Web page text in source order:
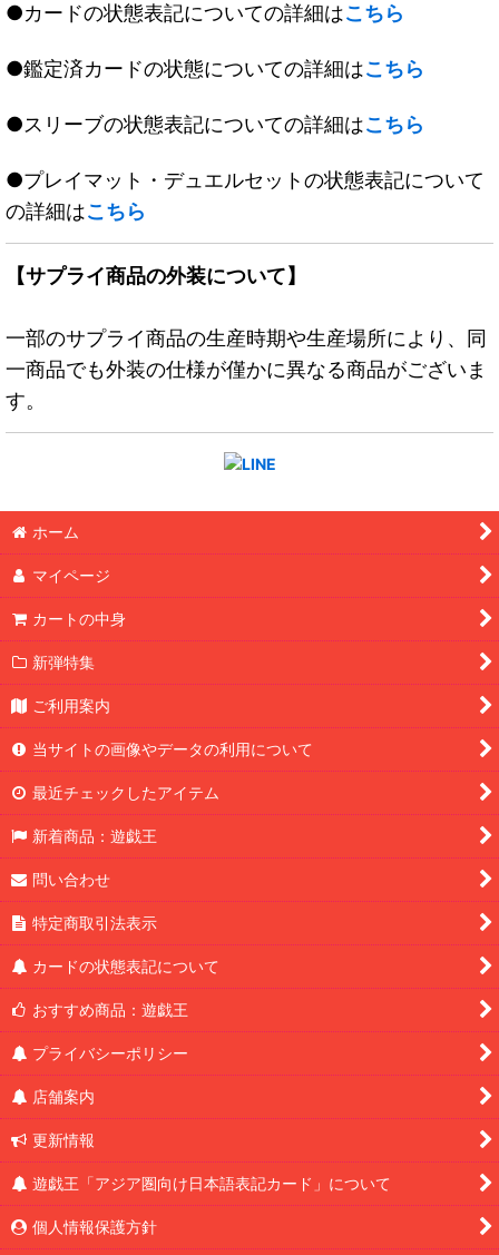
●カードの状態表記についての詳細はこちら
●鑑定済カードの状態についての詳細はこちら
●スリーブの状態表記についての詳細はこちら
●プレイマット・デュエルセットの状態表記について
の詳細はこちら
【サプライ商品の外装について】
一部のサプライ商品の生産時期や生産場所により、同
一商品でも外装の仕様が僅かに異なる商品がございま
す。
ホーム
マイページ
カートの中身
新弾特集
ご利用案内
当サイトの画像やデータの利用について
最近チェックしたアイテム
新着商品：遊戯王
問い合わせ
特定商取引法表示
カードの状態表記について
おすすめ商品：遊戯王
プライバシーポリシー
店舗案内
更新情報
遊戯王「アジア圏向け日本語表記カード」について
個人情報保護方針